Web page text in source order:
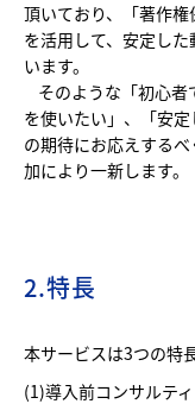
頂いており、「著作
を活用して、安定し
います。
そのような「初心者
を使いたい」、「安
の期待にお応えする
加により一新します。
2.特長
本サービスは3つの特
(1)導入前コンサルテ